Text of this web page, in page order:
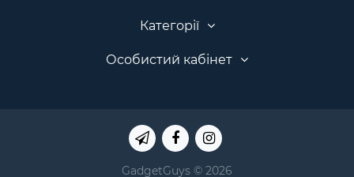
Категорії
Особистий кабінет
GadgetGuys © 2026